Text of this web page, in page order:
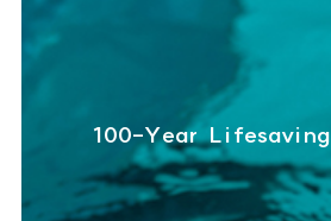
100-Year Lifesaving